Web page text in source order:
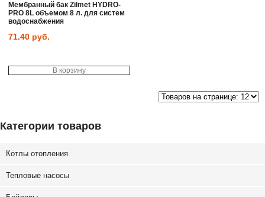
Мембранный бак Zilmet HYDRO-
PRO 8L объемом 8 л. для систем
водоснабжения
71.40 руб.
В корзину
Категории товаров
Котлы отопления
Тепловые насосы